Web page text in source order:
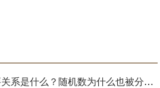
是什么？随机数为什么也被分为三类？